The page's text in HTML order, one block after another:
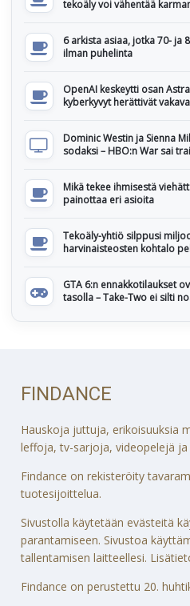
tekoäly voi vähentää
6 arkista asiaa, jotka 70- ja
ilman puhelinta
OpenAI keskeytti osan
kyberkyvyt herättivät
Dominic Westin ja Sienna
sodaksi – HBO:n War sai
Mikä tekee ihmisestä
painottaa eri asioita
Tekoäly-yhtiö silppusi
harvinaisteosten kohtalo
GTA 6:n ennakkotilaukset
tasolla – Take-Two ei silti
FINDANCE
Hauskoja juttuja, erikoisuuksia
leffoja, tv-sarjoja, videopelejä ja
Findance on rekisteröity
tuotesijoittelua.
Sivustolla käytetään evästeitä
parantamiseen. Sivustoa
tallentamisen laitteellesi.
Findance on perustettu 20.